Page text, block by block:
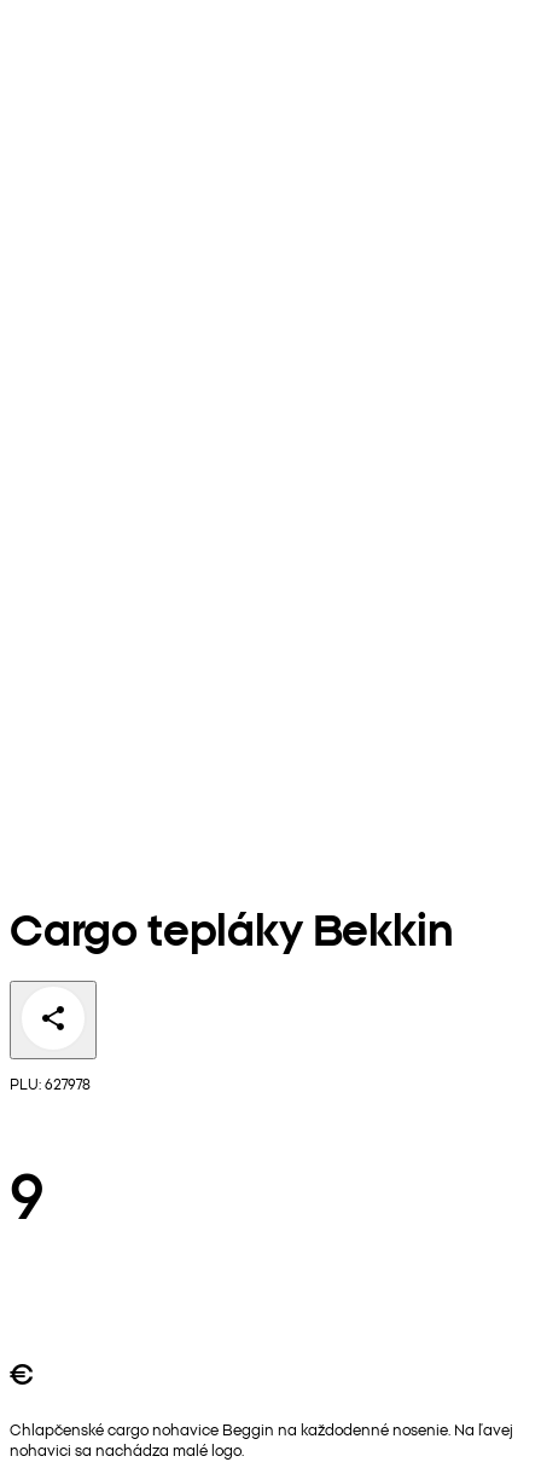
Cargo tepláky Bekkin
PLU: 627978
9
€
Chlapčenské cargo nohavice Beggin na každodenné nosenie. Na ľavej
nohavici sa nachádza malé logo.